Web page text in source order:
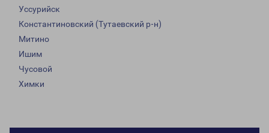
Уссурийск
Константиновский (Тутаевский р-н)
Митино
Ишим
Чусовой
Химки